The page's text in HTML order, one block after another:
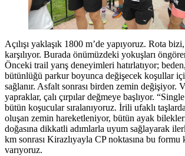
Açılışı yaklaşık 1800 m’de yapıyoruz. Rota
karşılıyor. Burada önümüzdeki yokuşları
Önceki trail yarış deneyimleri hatırlatıyor;
bütünlüğü parkur boyunca değişecek koşullar
sağlanır. Asfalt sonrası birden zemin değişiyor.
yapraklar, çalı çırpılar değmeye başlıyor.
bütün koşucular sıralanıyoruz. İrili ufaklı
oluşan zemin hareketleniyor, bütün ayak
doğasına dikkatli adımlarla uyum sağlayarak
km sonrası Kirazlıyayla CP noktasına bu formu
varıyoruz.